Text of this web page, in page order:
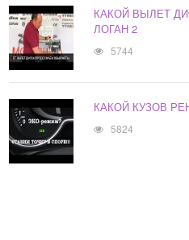
КАКОЙ ВЫЛЕТ
ЛОГАН 2
5744
КАКОЙ КУЗОВ
5824